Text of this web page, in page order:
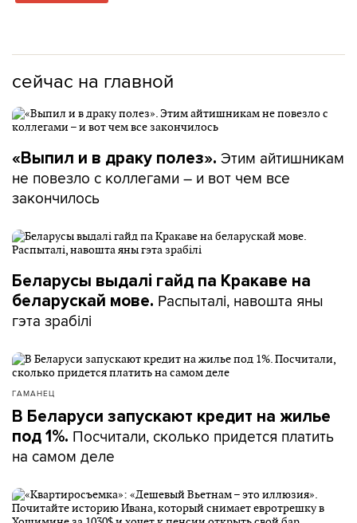
сейчас на главной
«Выпил и в драку полез». Этим айтишникам
не повезло с коллегами – и вот чем все
закончилось
Беларусы выдалі гайд па Кракаве на
беларускай мове. Распыталі, навошта яны
гэта зрабілі
ГАМАНЕЦ
В Беларуси запускают кредит на жилье
под 1%. Посчитали, сколько придется платить
на самом деле